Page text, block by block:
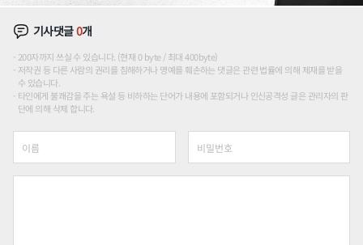
기사댓글0개
200자까지 쓰실 수 있습니다. (현재 0 byte / 최대 400byte)
저작권 등 다른 사람의 권리를 침해하거나 명예를 훼손하는 댓글은 관련 법률에 의해 제재를 받을
수 있습니다.
타인에게 불쾌감을 주는 욕설 등 비하하는 단어가 내용에 포함되거나 인신공격성 글은 관리자의 판
단에 의해 삭제 합니다.